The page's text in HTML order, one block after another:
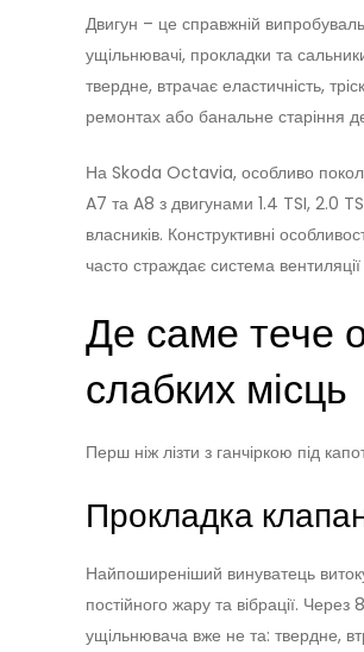
Двигун – це справжній
ущільнювачі, прокладки та
твердне, втрачає еластичність,
ремонтах або банальне старіння
На Skoda Octavia, особливо
A7 та A8 з двигунами 1.4 TSI, 2.0
власників. Конструктивні
часто страждає система вентиляції
Де саме тече
слабких місць
Перш ніж лізти з ганчіркою під
Прокладка
Найпоширеніший винуватець
постійного жару та вібрації.
ущільнювача вже не та: твердне,